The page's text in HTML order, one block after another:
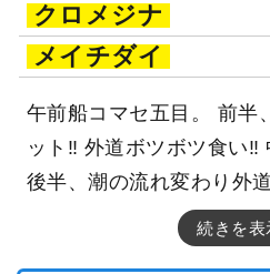
クロメジナ
メイチダイ
午前船コマセ五目。 前半
ット‼ 外道ボツボツ食い‼
後半、潮の流れ変わり外
続きを表